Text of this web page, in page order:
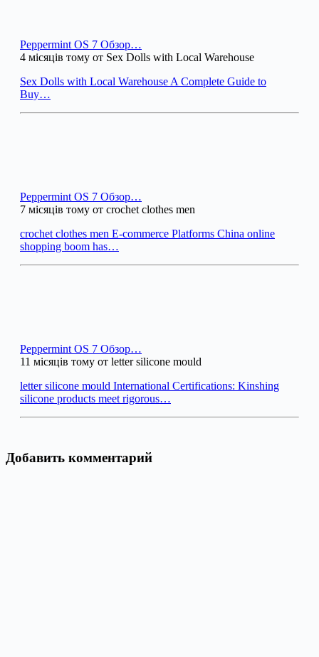
Peppermint OS 7 Обзор…
4 місяців тому от Sex Dolls with Local Warehouse
Sex Dolls with Local Warehouse A Complete Guide to
Buy…
Peppermint OS 7 Обзор…
7 місяців тому от crochet clothes men
crochet clothes men E-commerce Platforms China online
shopping boom has…
Peppermint OS 7 Обзор…
11 місяців тому от letter silicone mould
letter silicone mould International Certifications: Kinshing
silicone products meet rigorous…
Добавить комментарий